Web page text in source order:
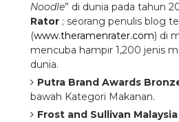
Noodle” di dunia pada tahun
Rator; seorang penulis blog
(www.theramenrater.com) di
mencuba hampir 1,200 jenis
dunia.
Putra Brand Awards
bawah Kategori Makanan.
Frost and Sullivan